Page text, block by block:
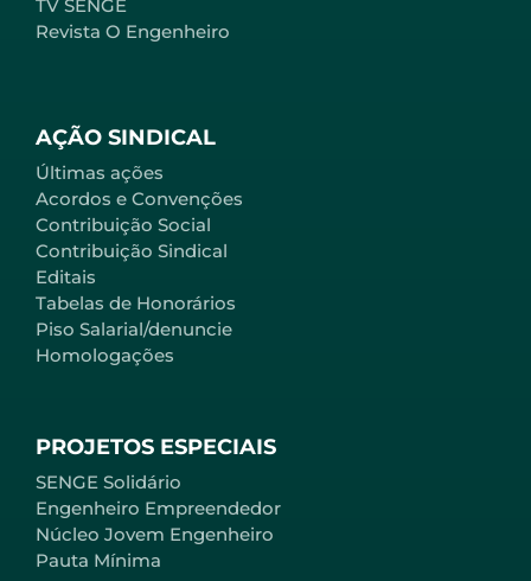
AÇÃO SINDICAL
Últimas ações
Acordos e Convenções
Contribuição Social
Contribuição Sindical
Editais
Tabelas de Honorários
Piso Salarial/denuncie
Homologações
PROJETOS ESPECIAIS
SENGE Solidário
Engenheiro Empreendedor
Núcleo Jovem Engenheiro
Pauta Mínima
TV SENGE
Revista O Engenheiro